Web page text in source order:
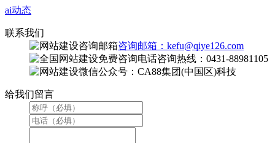
ai动态
联系我们
咨询邮箱：kefu@qiye126.com
咨询热线：0431-88981105
微信公众号：CA88集团(中国区)科技
给我们留言